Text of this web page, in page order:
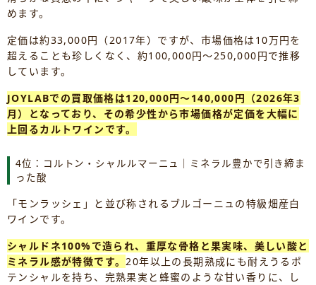
めます。
定価は約33,000円（2017年）ですが、市場価格は10万円を
超えることも珍しくなく、約100,000円～250,000円で推移
しています。
JOYLABでの買取価格は120,000円～140,000円（2026年3
月）となっており、その希少性から市場価格が定価を大幅に
上回るカルトワインです。
4位：コルトン・シャルルマーニュ｜ミネラル豊かで引き締ま
った酸
「モンラッシェ」と並び称されるブルゴーニュの特級畑産白
ワインです。
シャルドネ100%で造られ、重厚な骨格と果実味、美しい酸と
ミネラル感が特徴です。20年以上の長期熟成にも耐えうるポ
テンシャルを持ち、完熟果実と蜂蜜のような甘い香りに、し